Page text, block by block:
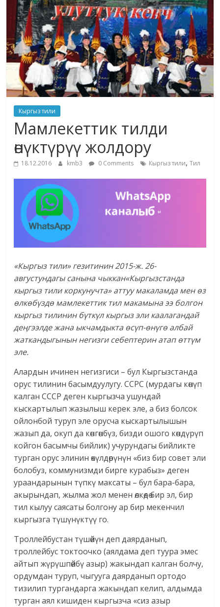
маданияты
жана
адабияты
Кыргыз тили
Мамлекеттик тилди
өнүктүрүү жолдору
18.12.2016 kmb3 0 Comments Кыргыз тили,Тил
«Кыргыз тили» гезитинин 2015-ж. 26-
августундагы санына чыккан«Кыргызстанда
кыргыз тили коркунучта» аттуу макаламда мен өз
өлкөбүздө мамлекеттик тил макамына ээ болгон
кыргыз тилинин бүткүл кыргыз эли каалагандай
деңгээлде жана ыкчамдыкта өсүп-өнүгө албай
жаткандыгынын негизги себептерин атап өттүм
эле.
Алардын ичинен негизгиси – бул Кыргызстанда
орус тилинин басымдуулугу. ССРС (мурдагы көнүп
калган СССР деген кыргызча ушундай
кыскартылып жазылыш керек эле, а биз болсок
ойлонбой туруп эле орусча кыскартылышын
жазып да, окуп да көнгөнбүз, бизди ошого көндүрүп
койгон басымчы бийлик) учурундагы бийликте
турган орус элинин өкүлдөрүнүн «биз бир совет эли
болобуз, коммунизмди бирге курабыз» деген
ураандарынын түпкү максаты – бул бара-бара,
акырындап, жылма жол менен өлкөдө бир эл, бир
тил кылуу саясаты болгону ар бир мекенчил
кыргызга түшүнүктүү го.
Троллейбустан түшөйүн деп даярданып,
троллейбус токтоочко (аялдама деп туура эмес
айтып жүрүшпөйбү азыр) жакындап калган болчу,
ордумдан туруп, чыгууга даярданып ортодо
тизилип тургандарга жакындап келип, алдымда
турган аял кишиден кыргызча «сиз азыр